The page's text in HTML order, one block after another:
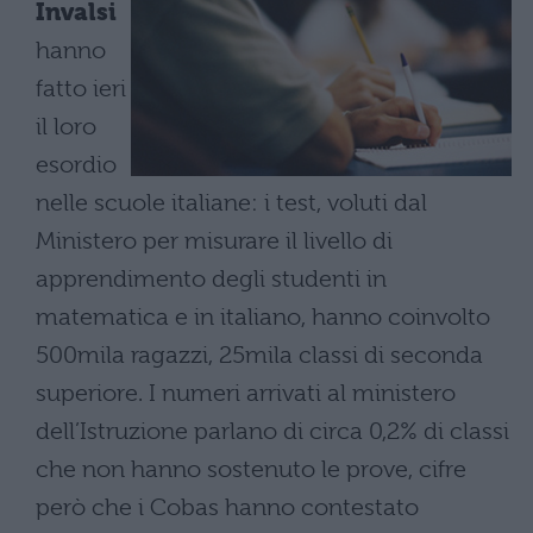
Invalsi
hanno
fatto ieri
il loro
esordio
nelle scuole italiane: i test, voluti dal
Ministero per misurare il livello di
apprendimento degli studenti in
matematica e in italiano, hanno coinvolto
500mila ragazzi, 25mila classi di seconda
superiore. I numeri arrivati al ministero
dell’Istruzione parlano di circa 0,2% di classi
che non hanno sostenuto le prove, cifre
però che i Cobas hanno contestato